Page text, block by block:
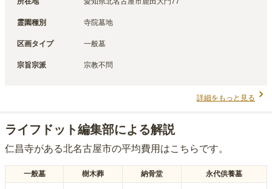
霊園種別 寺院墓地
区画タイプ 一般墓
宗旨宗派 宗教不問
詳細をもっと見る
ライフドット編集部による解説
仁昌寺がある北名古屋市の平均費用はこちらです。
一般墓 樹木葬 納骨堂 永代供養墓